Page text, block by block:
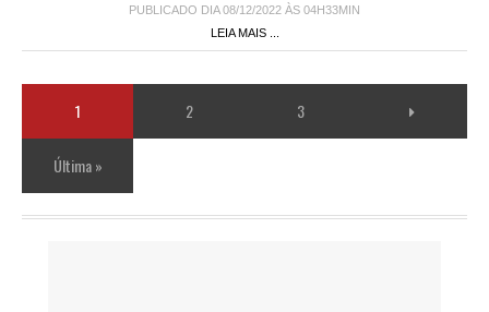
PUBLICADO DIA 08/12/2022 ÀS 04H33MIN
LEIA MAIS ...
1 2 3
Última »